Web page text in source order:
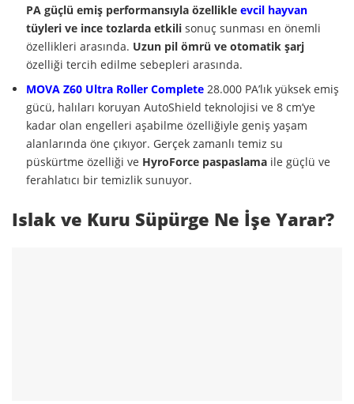
PA güçlü emiş performansıyla özellikleevcil hayvan
tüyleri ve ince tozlarda etkili sonuç sunması en önemli
özellikleri arasında. Uzun pil ömrü ve otomatik şarj
özelliği tercih edilme sebepleri arasında.
MOVA Z60 Ultra Roller Complete 28.000 PA’lık yüksek emiş
gücü, halıları koruyan AutoShield teknolojisi ve 8 cm’ye
kadar olan engelleri aşabilme özelliğiyle geniş yaşam
alanlarında öne çıkıyor. Gerçek zamanlı temiz su
püskürtme özelliği ve HyroForce paspaslama ile güçlü ve
ferahlatıcı bir temizlik sunuyor.
Islak ve Kuru Süpürge Ne İşe Yarar?